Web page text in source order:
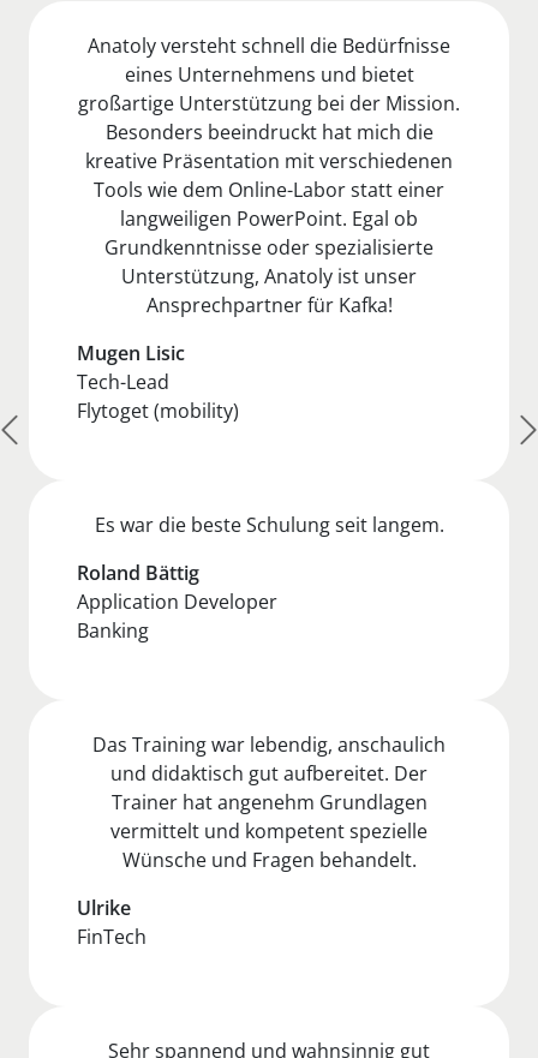
Anatoly versteht schnell die Bedürfnisse
eines Unternehmens und bietet
großartige Unterstützung bei der Mission.
Besonders beeindruckt hat mich die
kreative Präsentation mit verschiedenen
Tools wie dem Online-Labor statt einer
langweiligen PowerPoint. Egal ob
Grundkenntnisse oder spezialisierte
Unterstützung, Anatoly ist unser
Ansprechpartner für Kafka!
Mugen Lisic
Tech-Lead
Flytoget (mobility)
Es war die beste Schulung seit langem.
Roland Bättig
Application Developer
Banking
Das Training war lebendig, anschaulich
und didaktisch gut aufbereitet. Der
Trainer hat angenehm Grundlagen
vermittelt und kompetent spezielle
Wünsche und Fragen behandelt.
Ulrike
FinTech
Sehr spannend und wahnsinnig gut